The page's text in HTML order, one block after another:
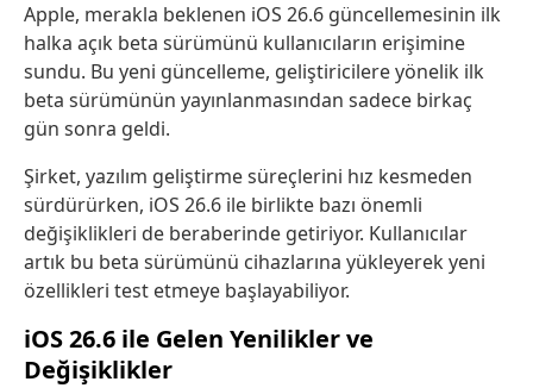
Apple, merakla beklenen iOS 26.6 güncellemesinin ilk
halka açık beta sürümünü kullanıcıların erişimine
sundu. Bu yeni güncelleme, geliştiricilere yönelik ilk
beta sürümünün yayınlanmasından sadece birkaç
gün sonra geldi.
Şirket, yazılım geliştirme süreçlerini hız kesmeden
sürdürürken, iOS 26.6 ile birlikte bazı önemli
değişiklikleri de beraberinde getiriyor. Kullanıcılar
artık bu beta sürümünü cihazlarına yükleyerek yeni
özellikleri test etmeye başlayabiliyor.
iOS 26.6 ile Gelen Yenilikler ve
Değişiklikler